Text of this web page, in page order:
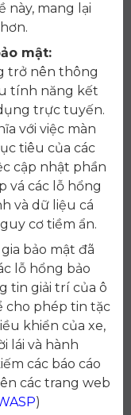
này, mang lại
mật:
trở nên thông
tính năng kết
trực tuyến.
với việc màn
tiêu của các
cập nhật phần
vá các lỗ hổng
và dữ liệu cá
cơ tiềm ẩn.
bảo mật đã
lỗ hổng bảo
tin giải trí của ô
cho phép tin tặc
khiển của xe,
lái và hành
các báo cáo
các trang web
)